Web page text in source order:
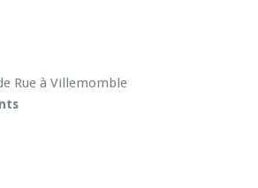
Rue à Villemomble